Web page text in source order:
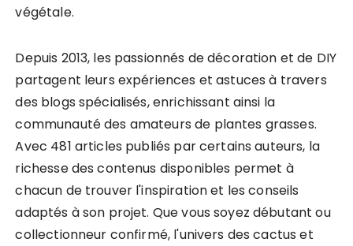
végétale.
Depuis 2013, les passionnés de décoration et de DIY
partagent leurs expériences et astuces à travers
des blogs spécialisés, enrichissant ainsi la
communauté des amateurs de plantes grasses.
Avec 481 articles publiés par certains auteurs, la
richesse des contenus disponibles permet à
chacun de trouver l'inspiration et les conseils
adaptés à son projet. Que vous soyez débutant ou
collectionneur confirmé, l'univers des cactus et